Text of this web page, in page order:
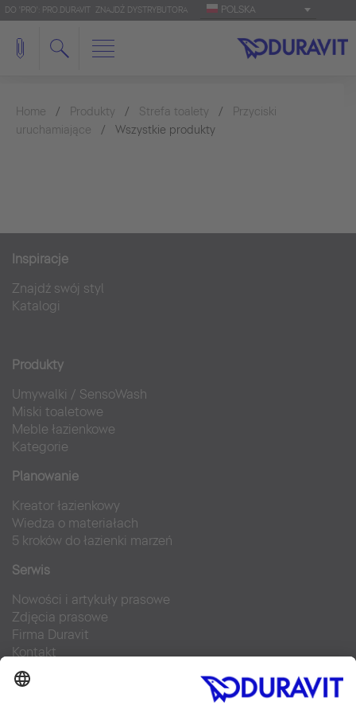
DO 'PRO': PRO.DURAVIT ZNAJDŹ DYSTRYBUTORA POLSKA
Home Produkty Strefa toalety
Przyciski
uruchamiające
Wszystkie produkty
Inspiracje
Znajdź swój styl
Katalogi
Produkty
Umywalki / SensoWash
Miski toaletowe
Meble łazienkowe
Kategorie
Planowanie
Kreator łazienkowy
Wiedza o materiałach
5 kroków do łazienki marzeń
Serwis
Nowości i artykuły prasowe
Zdjęcia prasowe
Firma Duravit
Kontakt
Najczęściej zadawane pytania